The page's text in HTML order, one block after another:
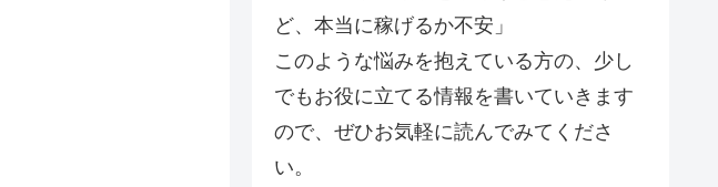
ど、本当に稼げるか不安」
このような悩みを抱えている方の、少し
でもお役に立てる情報を書いていきます
ので、ぜひお気軽に読んでみてくださ
い。